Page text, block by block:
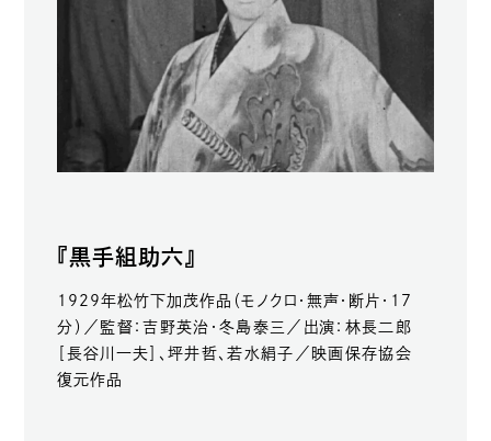
『黒手組助六』
1929年松竹下加茂作品（モノクロ・無声・断片・17
分）／監督：吉野英治・冬島泰三／出演：林長二郎
［長谷川一夫］、坪井哲、若水絹子／映画保存協会
復元作品